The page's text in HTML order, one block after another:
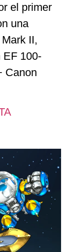
el primer
una
II,
EF 100-
Canon